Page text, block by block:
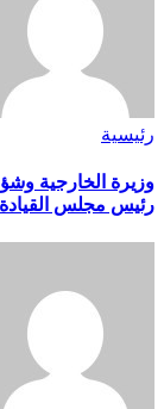
رئيسية
وزيرة الخارجية
رئيس مجلس